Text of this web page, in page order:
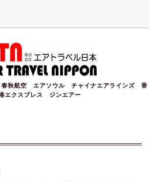
秋航空 エアソウル チャイナエアラインズ 香
エクスプレス ジンエアー